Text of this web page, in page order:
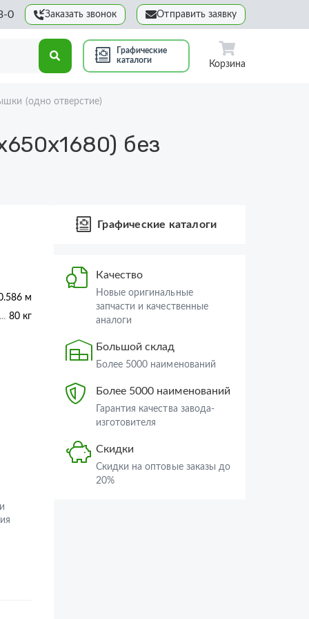
0 Заказать звонок Отправить заявку
Графические
каталоги
Корзина
(одно отверстие)
без
м
80 кг
Графические каталоги
Качество
Новые оригинальные
запчасти и качественные
аналоги
Большой склад
Более 5000 наименований
Более 5000 наименований
Гарантия качества завода-
изготовителя
Скидки
Скидки на оптовые заказы до
20%